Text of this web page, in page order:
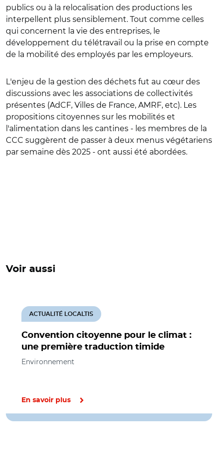
publics ou à la relocalisation des productions les
interpellent plus sensiblement. Tout comme celles
qui concernent la vie des entreprises, le
développement du télétravail ou la prise en compte
de la mobilité des employés par les employeurs.
L'enjeu de la gestion des déchets fut au cœur des
discussions avec les associations de collectivités
présentes (AdCF, Villes de France, AMRF, etc). Les
propositions citoyennes sur les mobilités et
l'alimentation dans les cantines - les membres de la
CCC suggèrent de passer à deux menus végétariens
par semaine dès 2025 - ont aussi été abordées.
Voir aussi
Convention citoyenne pour le climat :
une première traduction timide
ACTUALITÉ LOCALTIS
Environnement
En savoir plus